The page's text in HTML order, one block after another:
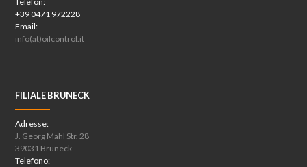
+39 0471 972228
Email:
info(at)oilcontrol.it
FILIALE BRUNECK
Adresse:
J. Georg Mahl Str. 28
39031 Bruneck
Telefono: